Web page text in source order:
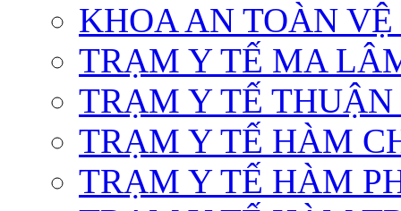
KHOA AN TOÀN
TRẠM Y TẾ MA
TRẠM Y TẾ
TRẠM Y TẾ HÀM
TRẠM Y TẾ HÀM